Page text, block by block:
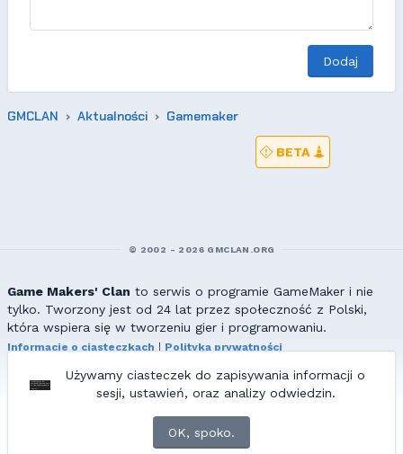
Dodaj
GMCLAN Aktualności Gamemaker
Używamy ciasteczek do zapisywania informacji o
sesji, ustawień, oraz analizy odwiedzin.
OK, spoko.
BETA
© 2002 - 2026 GMCLAN.ORG
Game Makers' Clan to serwis o programie GameMaker i nie
tylko. Tworzony jest od 24 lat przez społeczność z Polski,
która wspiera się w tworzeniu gier i programowaniu.
Informacje o ciasteczkach
Polityka prywatności
Wszelkie prawa zastrzeżone. Kopiowanie materiałów bez zgody
redakcji zabronione!
ZNAJDZIESZ NAS TAKŻE NA: